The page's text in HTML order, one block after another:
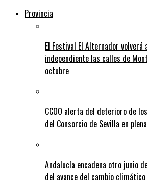
Provincia
El Festival El Alternador
independiente las calles de
octubre
CCOO alerta del deterioro de
del Consorcio de Sevilla en
Andalucía encadena otro junio
del avance del cambio climático